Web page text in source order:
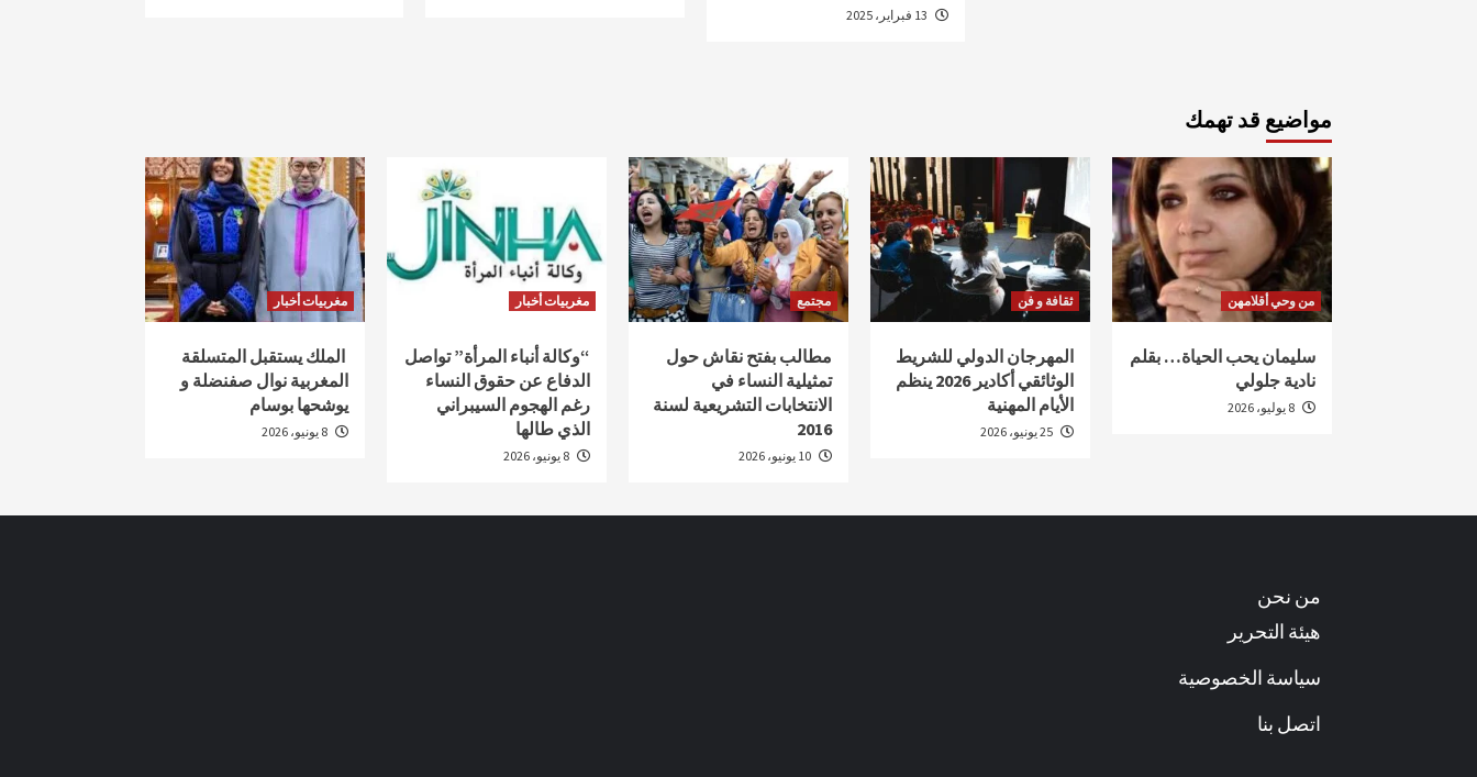
مواضيع قد تهمك
من وحي أقلامهن
سليمان يحب الحياة… بقلم
نادية جلولي
ثقافة و فن
المهرجان الدولي للشريط
الوثائقي أكادير 2026 ينظم
الأيام المهنية
مجتمع
مطالب بفتح نقاش حول
تمثيلية النساء في
الانتخابات التشريعية لسنة
2016
مغربيات أخبار
“وكالة أنباء المرأة” تواصل
الدفاع عن حقوق النساء
رغم الهجوم السيبراني
الذي طالها
مغربيات أخبار
الملك يستقبل المتسلقة
المغربية نوال صفنضلة و
يوشحها بوسام
من نحن
هيئة التحرير
سياسة الخصوصية
اتصل بنا